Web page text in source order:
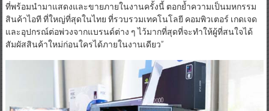
ที่พร้อมนำมาแสดงและขายภายในงานครั้งนี้ ตอกย้ำความเป็นมหกรรม
สินค้าไอที ที่ใหญ่ที่สุดในไทย ที่รวบรวมเทคโนโลยี คอมพิวเตอร์ เกดเจด
และอุปกรณ์ต่อพ่วงจากแบรนด์ต่าง ๆ ไว้มากที่สุดที่จะทำให้ผู้ที่สนใจได้
สัมผัสสินค้าใหม่ก่อนใครได้ภายในงานเดียว”